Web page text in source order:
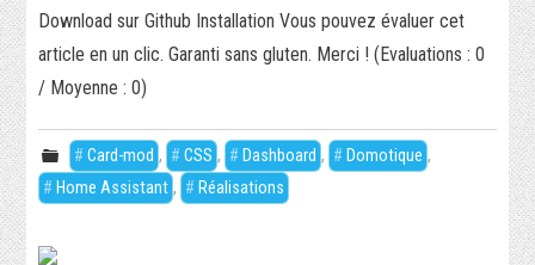
Download sur Github Installation Vous pouvez évaluer cet
article en un clic. Garanti sans gluten. Merci ! (Evaluations : 0
/ Moyenne : 0)
Card-mod , CSS , Dashboard , Domotique ,
Home Assistant , Réalisations